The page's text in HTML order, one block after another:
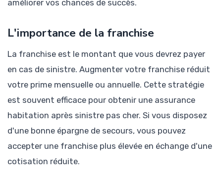
améliorer vos chances de succès.
L'importance de la franchise
La franchise est le montant que vous devrez payer
en cas de sinistre. Augmenter votre franchise réduit
votre prime mensuelle ou annuelle. Cette stratégie
est souvent efficace pour obtenir une assurance
habitation après sinistre pas cher. Si vous disposez
d'une bonne épargne de secours, vous pouvez
accepter une franchise plus élevée en échange d'une
cotisation réduite.